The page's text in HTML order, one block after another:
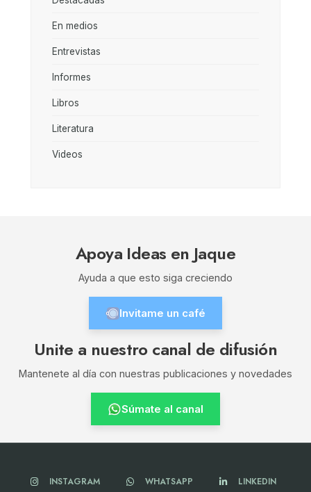
En medios
Entrevistas
Informes
Libros
Literatura
Videos
Apoya Ideas en Jaque
Ayuda a que esto siga creciendo
Invitame un café
Unite a nuestro canal de difusión
Mantenete al día con nuestras publicaciones y novedades
Súmate al canal
INSTAGRAM WHATSAPP LINKEDIN